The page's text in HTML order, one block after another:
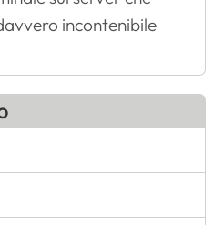
incontenibile